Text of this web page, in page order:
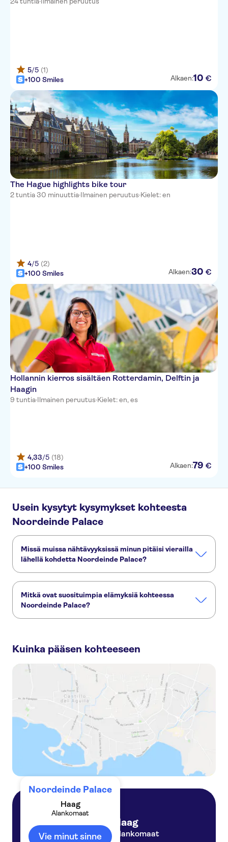
5/5 (1)
+100 Smiles
Alkaen:10 €
The Hague highlights bike tour
2 tuntia 30 minuuttia·Ilmainen peruutus·Kielet: en
4/5 (2)
+100 Smiles
Alkaen:30 €
Hollannin kierros sisältäen Rotterdamin, Delftin ja
Haagin
9 tuntia·Ilmainen peruutus·Kielet: en, es
4,33/5 (18)
+100 Smiles
Alkaen:79 €
Usein kysytyt kysymykset kohteesta
Noordeinde Palace
Missä muissa nähtävyyksissä minun pitäisi vierailla
lähellä kohdetta Noordeinde Palace?
Binnenhof Peace Palace Lange Voorhout
Madurodam
Mauritshuis
Mitkä ovat suosituimpia elämyksiä kohteessa
Noordeinde Palace?
Behind the scenes of the royal city of Hague guided tour
Self guided tour with interactive city game of The Hague
The Hague HTM 1-day public transportation ticket
Kuinka pääsen kohteeseen
Noordeinde Palace
Haag
Alankomaat
Vie minut sinne
Haag
Alankomaat